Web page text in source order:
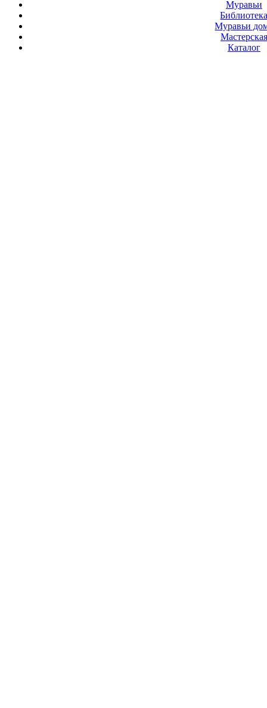
Муравьи
Муравьи
Мастерская
Каталог